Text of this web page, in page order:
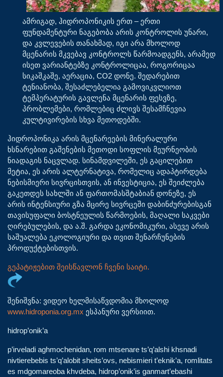
ამრიგად, ჰიდროპონიკის ერთ – ერთი
ფუნდამენტური ნაგებობა არის კონტროლის უნარი,
და კვლევების თანახმად, იგი არა მხოლოდ
მცენარის მკვებავ კონტროლს წარმოადგენს, არამედ
ისეთ ვარიანტებზე კონტროლიცაა, როგორიცაა
სიკაშკაშე, აერაცია, CO2 დონე. შედარებით
ტენიანობა, შესაძლებელია გამოვიკვლიოთ
ტემპერატურის გავლენა მცენარის ფესვზე,
პრობლემები, რომლებიც ძლივს შესამჩნევია
კულტივირების სხვა მეთოდებში.
ჰიდროპონიკა არის მცენარეების მინერალური
ხსნარებით გაშენების მეთოდი სოფლის მეურნეობის
ნიადაგის ნაცვლად. სინამდვილეში, ეს გაცილებით
მეტია, ეს არის ალტერნატივა, რომელიც ადაპტირდება
ნებისმიერი სივრცისთვის, ან ინვესტიცია, ეს შეიძლება
გაკეთდეს სახლში ან ფართომასშტაბიან დონეზე, ეს
არის ინტენსიური გზა მცირე სივრცეში დაბინძურებისგან
თავისუფალი ბოსტნეულის წარმოების, მაღალი საკვები
ღირებულების, და ა.შ. გარდა ეკონომიკური, ასევე არის
საშუალება ეკოლოგიური და თვით შენარჩუნების
პროდუქტებისთვის.
გეპატიჟებით შეისწავლონ ჩვენი საიტი.
შენიშვნა: ვიდეო ხელმისაწვდომია მხოლოდ
www.hidroponia.org.mx ესპანური ვერსიით.
hidrop’onik’a
p’irveladi aghmochenidan, rom mtsenare ts’q’alshi khsnadi
nivtierebebis ts’q’alobit sheits’ovs, nebismieri t’eknik’a, romlitats
es mdgomareoba khvdeba, hidrop’onik’is ganmart’ebashi